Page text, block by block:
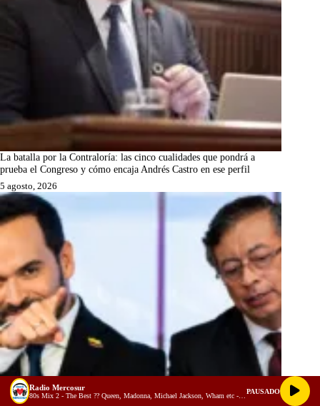
La batalla por la Contraloría: las cinco cualidades que pondrá a
prueba el Congreso y cómo encaja Andrés Castro en ese perfil
5 agosto, 2026
Radio Mercosur PAUSADO